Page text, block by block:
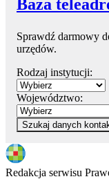
Baza
Sprawdź darmowy
urzędów.
Rodzaj instytucji:
Województwo:
Szukaj danych
Redakcja serwisu